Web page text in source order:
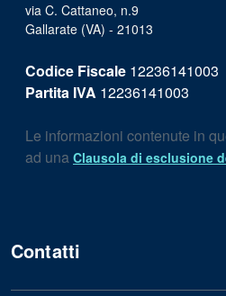
via C. Cattaneo, n.9
Gallarate (VA) - 21013
Codice Fiscale 12236141003
Partita IVA 12236141003
Le informazioni contenute in
ad una Clausola di esclusione
Contatti